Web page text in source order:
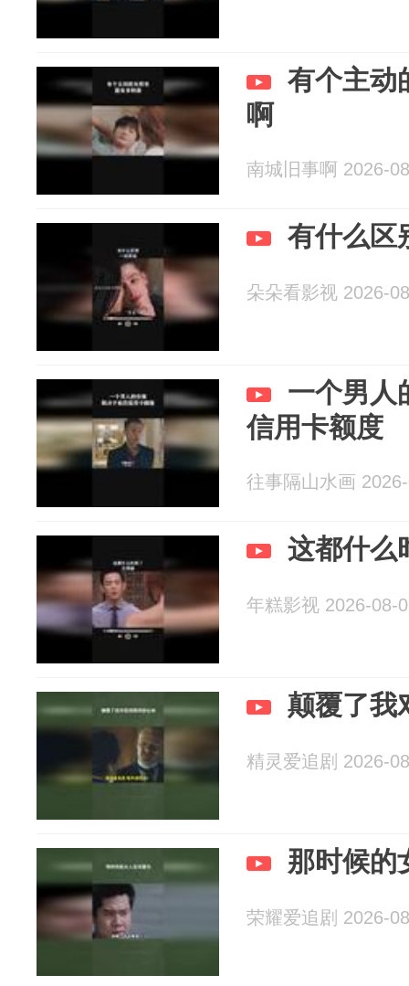
有个主动
啊
南城旧事啊 2026-
有什么区
朵朵看影视 2026-
一个男人
信用卡额度
往事隔山水画
这都什么
年糕影视 2026-08-
颠覆了我
精灵爱追剧 2026-
那时候的
荣耀爱追剧 2026-